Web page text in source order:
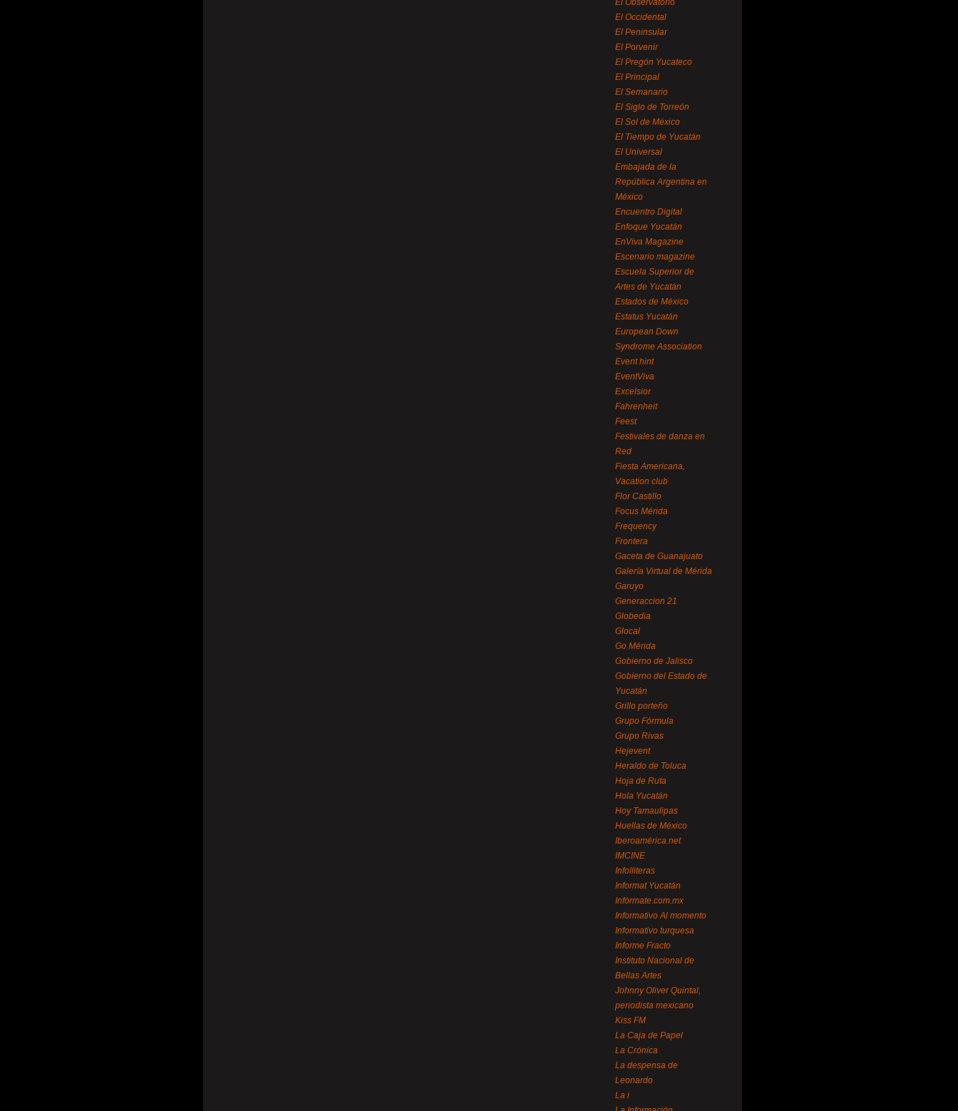
El Observatorio
El Occidental
El Peninsular
El Porvenir
El Pregón Yucateco
El Principal
El Semanario
El Siglo de Torreón
El Sol de México
El Tiempo de Yucatán
El Universal
Embajada de la
República Argentina en
México
Encuentro Digital
Enfoque Yucatán
EnViva Magazine
Escenario magazine
Escuela Superior de
Artes de Yucatán
Estados de México
Estatus Yucatán
European Down
Syndrome Association
Event hint
EventViva
Excelsior
Fahrenheit
Feest
Festivales de danza en
Red
Fiesta Americana,
Vacation club
Flor Castillo
Focus Mérida
Frequency
Frontera
Gaceta de Guanajuato
Galería Virtual de Mérida
Garuyo
Generaccion 21
Globedia
Glocal
Go Mérida
Gobierno de Jalisco
Gobierno del Estado de
Yucatán
Grillo porteño
Grupo Fórmula
Grupo Rivas
Hejevent
Heraldo de Toluca
Hoja de Ruta
Hola Yucatán
Hoy Tamaulipas
Huellas de México
Iberoamérica.net
IMCINE
Infolliteras
Informat Yucatán
Infórmate.com.mx
Informativo Al momento
Informativo turquesa
Informe Fracto
Instituto Nacional de
Bellas Artes
Johnny Oliver Quintal,
periodista mexicano
Kiss FM
La Caja de Papel
La Crónica
La despensa de
Leonardo
La i